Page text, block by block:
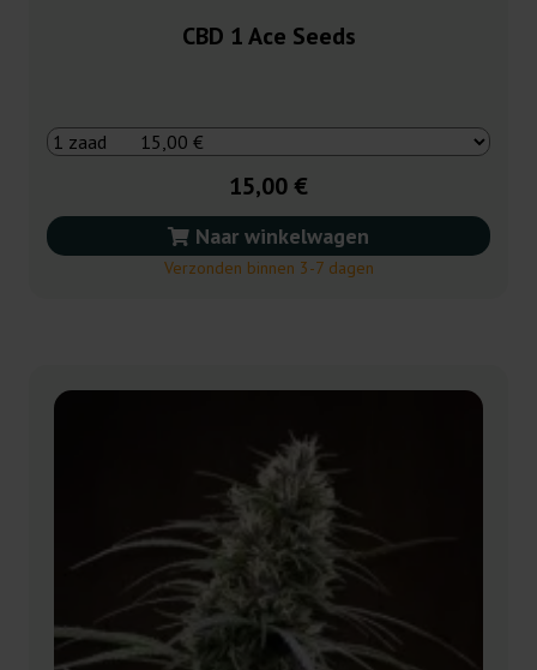
CBD 1 Ace Seeds
15,00 €
Naar winkelwagen
Verzonden binnen 3-7 dagen